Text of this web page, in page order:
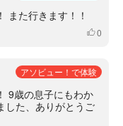
また行きます！！
いいね
0
アソビュー！で体験
9歳の息子にもわか
した、ありがとうご